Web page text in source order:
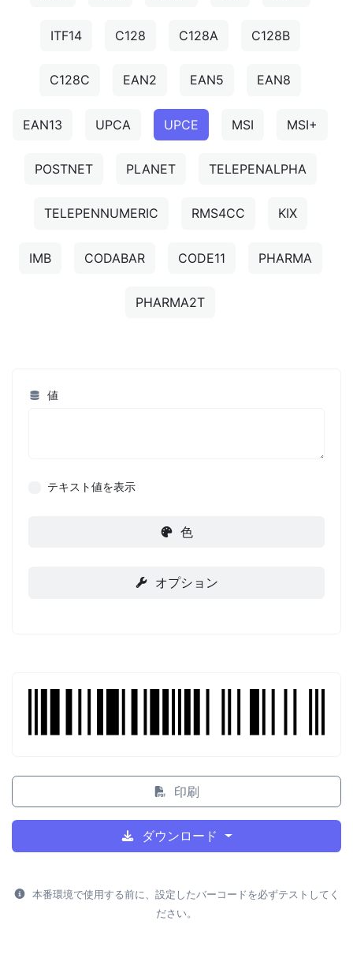
ITF14 C128 C128A C128B
C128C EAN2 EAN5 EAN8
EAN13 UPCA UPCE MSI MSI+
POSTNET PLANET TELEPENALPHA
TELEPENNUMERIC RMS4CC KIX
IMB CODABAR CODE11 PHARMA
PHARMA2T
値
テキスト値を表示
色
オプション
印刷
ダウンロード
本番環境で使用する前に、設定したバーコードを必ずテストしてく
ださい。